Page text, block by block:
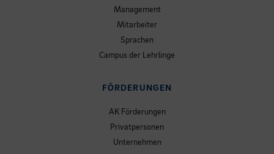
Management
Mitarbeiter
Sprachen
Campus der Lehrlinge
FÖRDERUNGEN
AK Förderungen
Privatpersonen
Unternehmen